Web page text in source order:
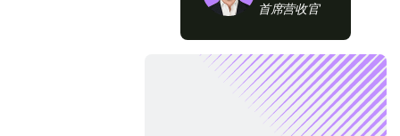
首席营收官